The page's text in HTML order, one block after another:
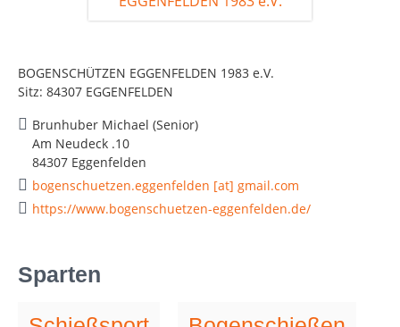
BOGENSCHÜTZEN EGGENFELDEN 1983 e.V.
Sitz: 84307 EGGENFELDEN
Brunhuber Michael (Senior)
Am Neudeck .10
84307 Eggenfelden
bogenschuetzen.eggenfelden [at] gmail.com
https://www.bogenschuetzen-eggenfelden.de/
Sparten